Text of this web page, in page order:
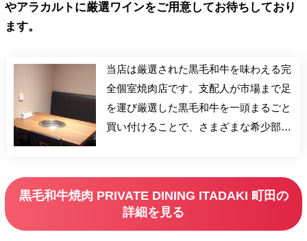
やアラカルトに厳選ワインをご用意してお待ちしており
ます。
当店は厳選された黒毛和牛を味わえる完
全個室焼肉店です。支配人が市場まで足
を運び厳選した黒毛和牛を一頭まるごと
買い付けることで、さまざまな希少部位
みくださいませ。
黒毛和牛焼肉 PRIVATE DINING ITADAKI 町田の
詳細を見る